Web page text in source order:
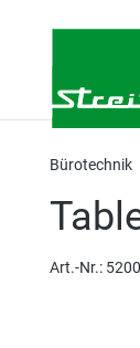
Zur
Bürotechnik
Art.-Nr.: